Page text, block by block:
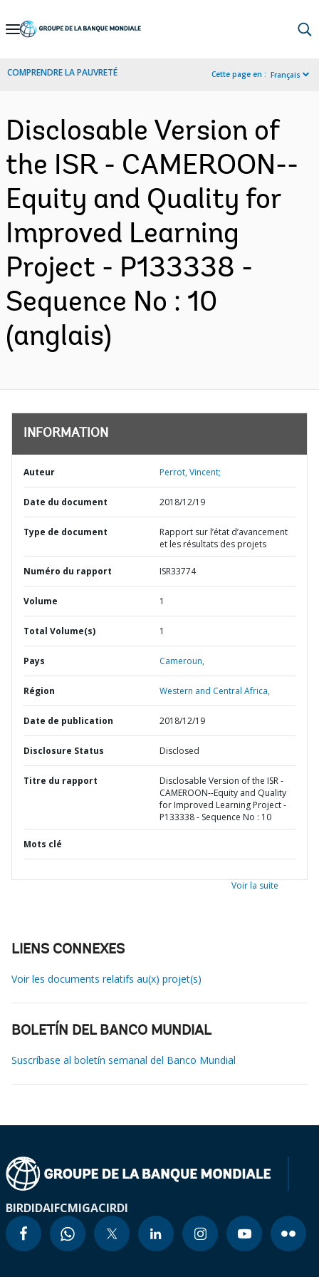
Skip
Navigation
COMPRENDRE LA PAUVRETÉ Cette page en : Français
Disclosable Version of
the ISR - CAMEROON--
Equity and Quality for
Improved Learning
Project - P133338 -
Sequence No : 10
(anglais)
INFORMATION
Auteur Perrot, Vincent;
Date du document 2018/12/19
Type de document
Rapport sur l’état d’avancement
et les résultats des projets
Numéro du rapport ISR33774
Volume 1
Total Volume(s) 1
Pays Cameroun,
Région Western and Central Africa,
Date de publication 2018/12/19
Disclosure Status Disclosed
Titre du rapport
Disclosable Version of the ISR -
CAMEROON--Equity and Quality
for Improved Learning Project -
P133338 - Sequence No : 10
Mots clé
Voir la suite
LIENS CONNEXES
Voir les documents relatifs au(x) projet(s)
BOLETÍN DEL BANCO MUNDIAL
Suscríbase al boletín semanal del Banco Mundial
BIRDIDAIFCMIGACIRDI